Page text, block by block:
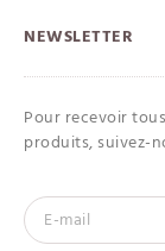
NEWSLETTER
Pour recevoir
produits, suivez-